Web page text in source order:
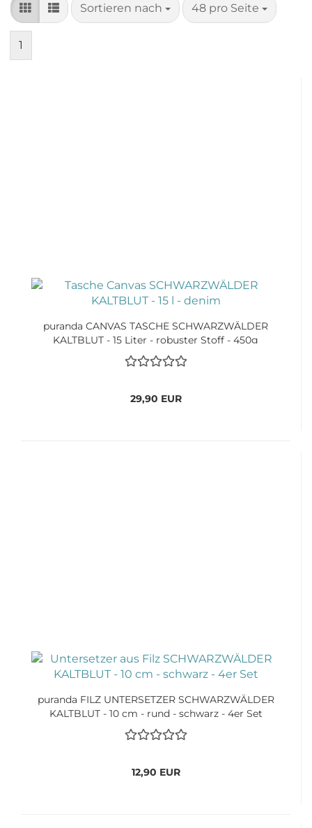
Sortieren nach
Sortieren nach 48 pro Seite
pro Seite
1
puranda CANVAS TASCHE SCHWARZWÄLDER
KALTBLUT - 15 Liter - robuster Stoff - 450g
29,90 EUR
puranda FILZ UNTERSETZER SCHWARZWÄLDER
KALTBLUT - 10 cm - rund - schwarz - 4er Set
12,90 EUR